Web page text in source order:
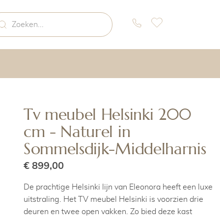
Tv meubel Helsinki 200
cm - Naturel in
Sommelsdijk-Middelharnis
€ 899,00
De prachtige Helsinki lijn van Eleonora heeft een luxe
uitstraling. Het TV meubel Helsinki is voorzien drie
deuren en twee open vakken. Zo bied deze kast